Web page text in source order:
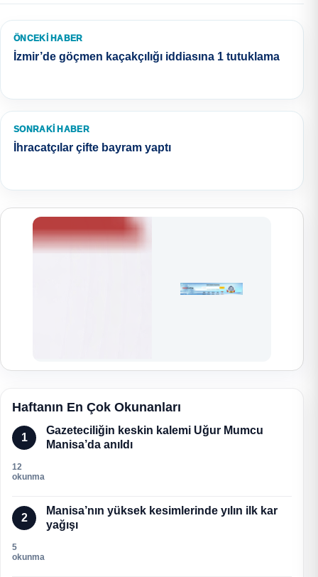
ÖNCEKI HABER
İzmir’de göçmen kaçakçılığı iddiasına 1 tutuklama
SONRAKI HABER
İhracatçılar çifte bayram yaptı
Haftanın En Çok Okunanları
1
Gazeteciliğin keskin kalemi Uğur Mumcu
Manisa’da anıldı
12
okunma
2
Manisa’nın yüksek kesimlerinde yılın ilk kar
yağışı
5
okunma